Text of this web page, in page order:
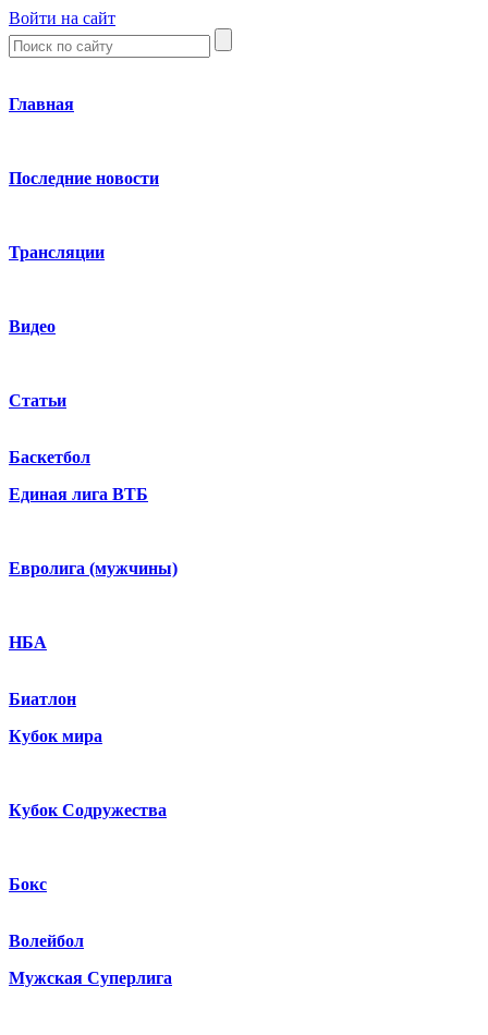
Войти на сайт
Главная
Последние новости
Трансляции
Видео
Статьи
Баскетбол
Единая лига ВТБ
Евролига (мужчины)
НБА
Биатлон
Кубок мира
Кубок Содружества
Бокс
Волейбол
Мужская Суперлига